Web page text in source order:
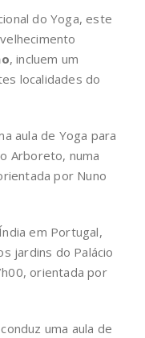
do Yoga, este
, incluem um
localidades do
aula de Yoga para
Arboreto, numa
por Nuno
em Portugal,
jardins do Palácio
orientada por
uma aula de